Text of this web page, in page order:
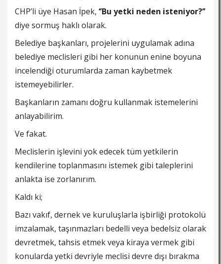
CHP’li üye Hasan İpek, ‘’Bu yetki neden isteniyor?’’
diye sormuş haklı olarak.
Belediye başkanları, projelerini uygulamak adına
belediye meclisleri gibi her konunun enine boyuna
incelendiği oturumlarda zaman kaybetmek
istemeyebilirler.
Başkanların zamanı doğru kullanmak istemelerini
anlayabilirim.
Ve fakat.
Meclislerin işlevini yok edecek tüm yetkilerin
kendilerine toplanmasını istemek gibi taleplerini
anlakta ise zorlanırım.
Kaldı ki;
Bazı vakıf, dernek ve kuruluşlarla işbirliği protokolü
imzalamak, taşınmazları bedelli veya bedelsiz olarak
devretmek, tahsis etmek veya kiraya vermek gibi
konularda yetki devriyle meclisi devre dışı bırakma